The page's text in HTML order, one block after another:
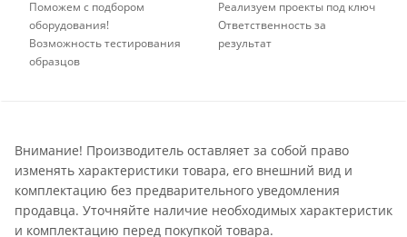
Поможем с подбором
оборудования!
Возможность тестирования
образцов
Реализуем проекты под ключ
Ответственность за
результат
Внимание! Производитель оставляет за собой право
изменять характеристики товара, его внешний вид и
комплектацию без предварительного уведомления
продавца. Уточняйте наличие необходимых характеристик
и комплектацию перед покупкой товара.